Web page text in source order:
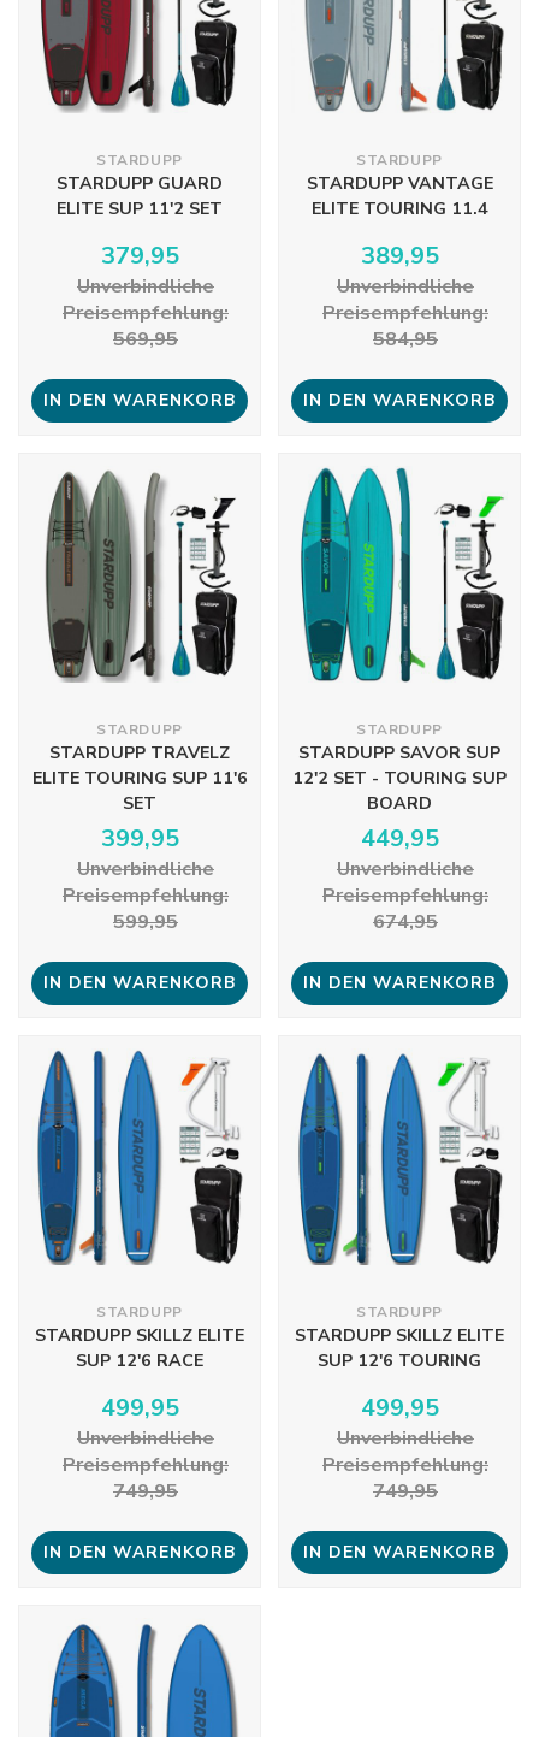
STARDUPP
STARDUPP GUARD
ELITE SUP 11'2 SET
379,95
Unverbindliche
Preisempfehlung:
569,95
IN DEN WARENKORB
STARDUPP
STARDUPP VANTAGE
ELITE TOURING 11.4
389,95
Unverbindliche
Preisempfehlung:
584,95
IN DEN WARENKORB
STARDUPP
STARDUPP TRAVELZ
ELITE TOURING SUP 11'6
SET
399,95
Unverbindliche
Preisempfehlung:
599,95
IN DEN WARENKORB
STARDUPP
STARDUPP SAVOR SUP
12'2 SET - TOURING SUP
BOARD
449,95
Unverbindliche
Preisempfehlung:
674,95
IN DEN WARENKORB
STARDUPP
STARDUPP SKILLZ ELITE
SUP 12'6 RACE
499,95
Unverbindliche
Preisempfehlung:
749,95
IN DEN WARENKORB
STARDUPP
STARDUPP SKILLZ ELITE
SUP 12'6 TOURING
499,95
Unverbindliche
Preisempfehlung:
749,95
IN DEN WARENKORB